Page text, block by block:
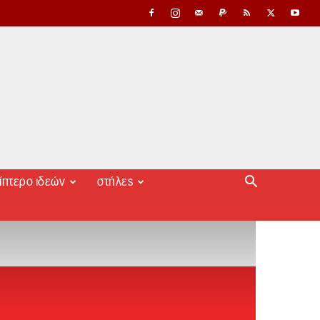
ιδεών στήλες